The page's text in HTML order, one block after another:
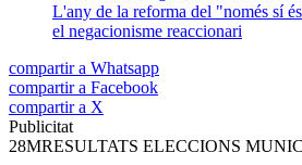
L'any de la reforma del "només sí
el negacionisme reaccionari
compartir a Whatsapp
compartir a Facebook
compartir a X
Publicitat
28MRESULTATS ELECCIONS